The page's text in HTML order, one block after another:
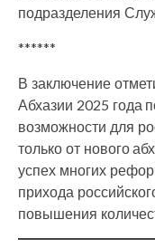
подразделения
******
В заключение
Абхазии 2025 года
возможности для
только от нового
успех многих
прихода
повышения